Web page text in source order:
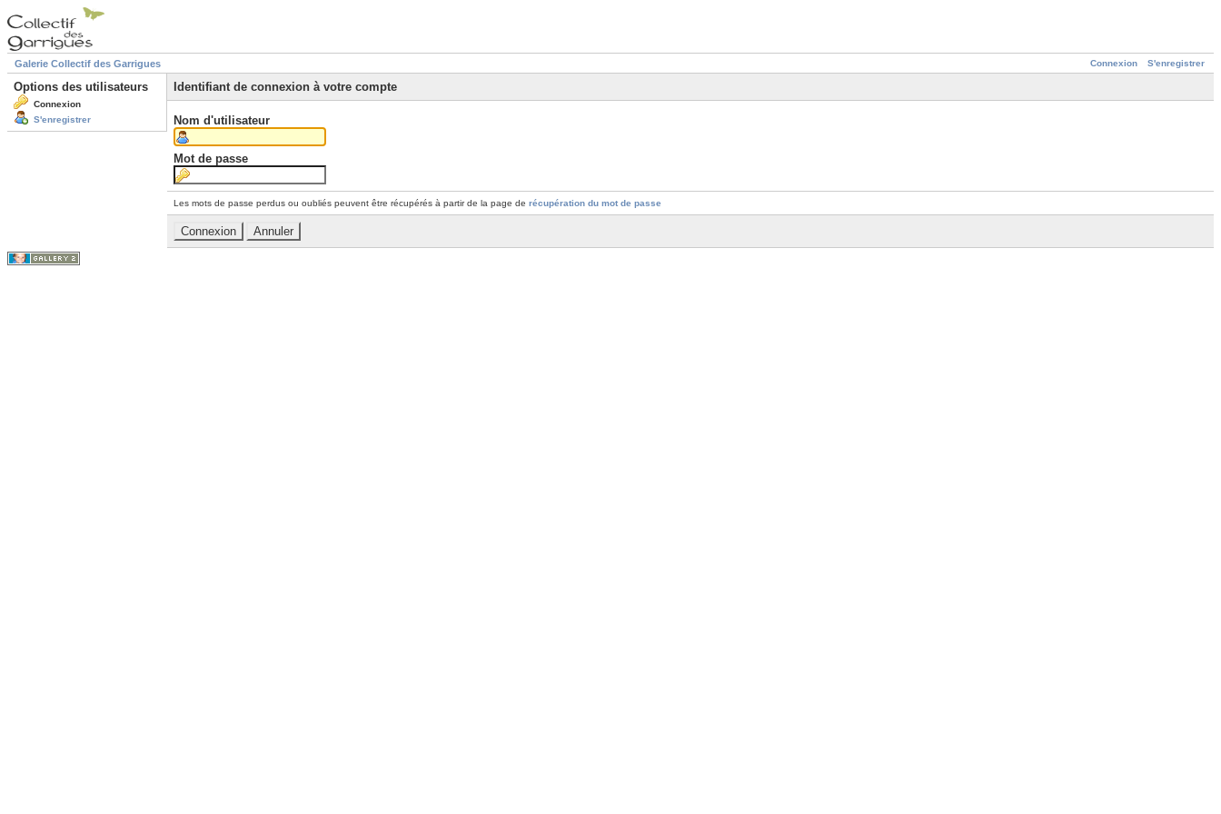
Connexion S'enregistrer
Galerie Collectif des Garrigues
Options des utilisateurs
Connexion
S'enregistrer
Identifiant de connexion à votre compte
Nom d'utilisateur
Mot de passe
Les mots de passe perdus ou oubliés peuvent être récupérés à partir de la page de récupération du mot de passe